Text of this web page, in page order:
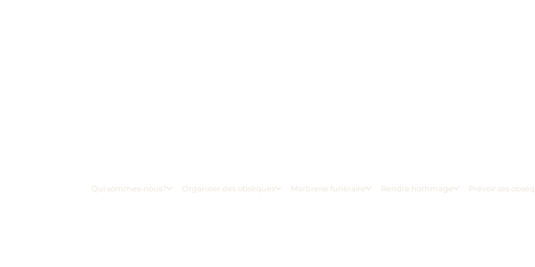
Qui sommes-nous? Organiser des obsèques Marbrerie funéraire Rendre hommage Prévoir ses